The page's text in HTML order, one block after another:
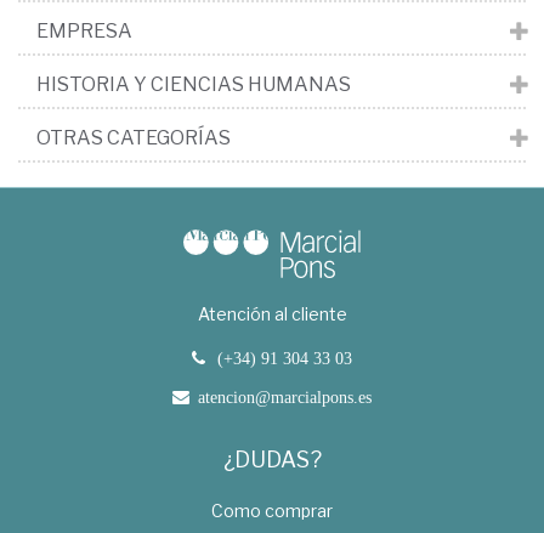
EMPRESA
HISTORIA Y CIENCIAS HUMANAS
OTRAS CATEGORÍAS
Atención al cliente
(+34) 91 304 33 03
atencion@marcialpons.es
¿DUDAS?
Como comprar